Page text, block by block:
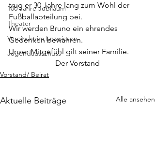
100 Jahre Jubiläum
Theater
Vereinsheim Enzwiesen
Jugendausschuss
trug er 30 Jahre lang zum Wohl der
Fußballabteilung bei.
Wir werden Bruno ein ehrendes
Gedenken bewahren.
Unser Mitgefühl gilt seiner Familie.
Der Vorstand
Vorstand/ Beirat
Aktuelle Beiträge Alle ansehen